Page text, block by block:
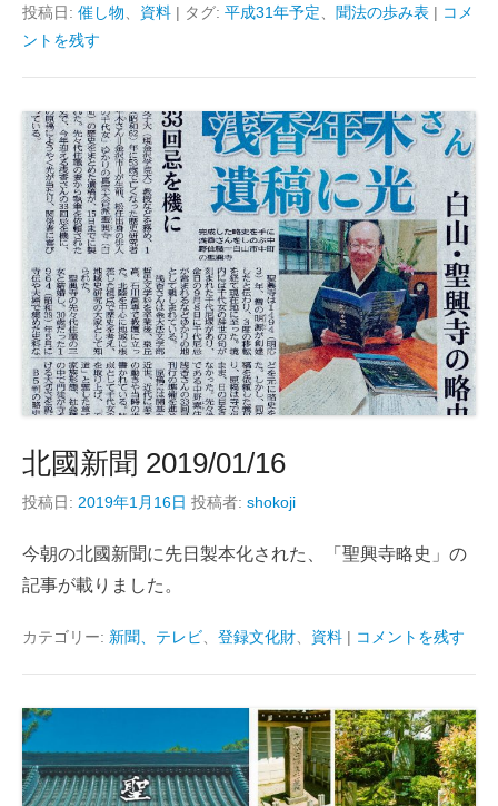
投稿日: 催し物 資料 | タグ: 平成31年予定 聞法の歩み表 | コメ
ントを残す
北國新聞 2019/01/16
投稿日: 2019年1月16日 投稿者: shokoji
今朝の北國新聞に先日製本化された、「聖興寺略史」の
記事が載りました。
カテゴリー: 新聞、テレビ 登録文化財 資料 | コメントを残す